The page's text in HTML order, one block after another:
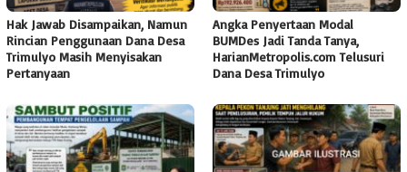
Hak Jawab Disampaikan, Namun
Rincian Penggunaan Dana Desa
Trimulyo Masih Menyisakan
Pertanyaan
Angka Penyertaan Modal
BUMDes Jadi Tanda Tanya,
HarianMetropolis.com Telusuri
Dana Desa Trimulyo